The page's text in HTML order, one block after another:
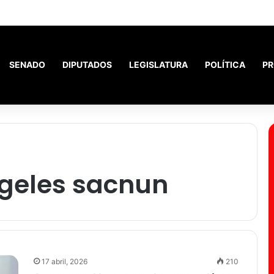
SENADO DIPUTADOS LEGISLATURA POLÍTICA
sacnun
17 abril, 2026 210